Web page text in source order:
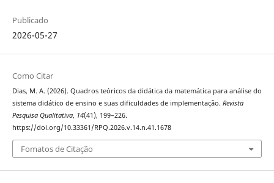
Publicado
2026-05-27
Como Citar
Dias, M. A. (2026). Quadros teóricos da didática da matemática para análise do
sistema didático de ensino e suas dificuldades de implementação. Revista
Pesquisa Qualitativa, 14(41), 199–226.
https://doi.org/10.33361/RPQ.2026.v.14.n.41.1678
Fomatos de Citação